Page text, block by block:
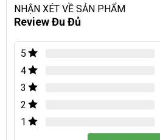
NHẬN XÉT VỀ SẢN PHẨM
Review Đu Đủ
5
4
3
2
1